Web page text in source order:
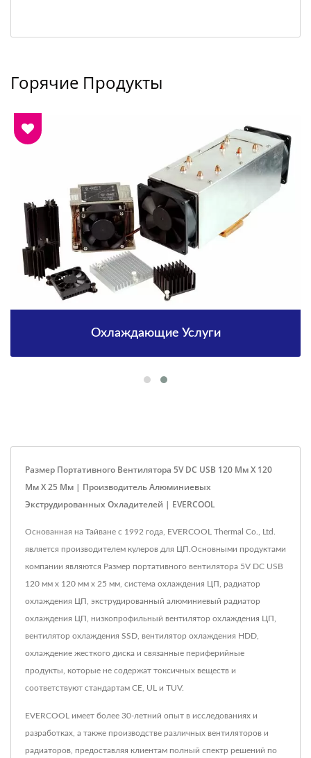
Горячие Продукты
Охлаждающие Услуги
Размер Портативного Вентилятора 5V DC USB 120 Мм X 120
Мм X 25 Мм | Производитель Алюминиевых
Экструдированных Охладителей | EVERCOOL
Основанная на Тайване с 1992 года, EVERCOOL Thermal Co., Ltd.
является производителем кулеров для ЦП.Основными продуктами
компании являются Размер портативного вентилятора 5V DC USB
120 мм x 120 мм x 25 мм, система охлаждения ЦП, радиатор
охлаждения ЦП, экструдированный алюминиевый радиатор
охлаждения ЦП, низкопрофильный вентилятор охлаждения ЦП,
вентилятор охлаждения SSD, вентилятор охлаждения HDD,
охлаждение жесткого диска и связанные периферийные
продукты, которые не содержат токсичных веществ и
соответствуют стандартам CE, UL и TUV.
EVERCOOL имеет более 30-летний опыт в исследованиях и
разработках, а также производстве различных вентиляторов и
радиаторов, предоставляя клиентам полный спектр решений по